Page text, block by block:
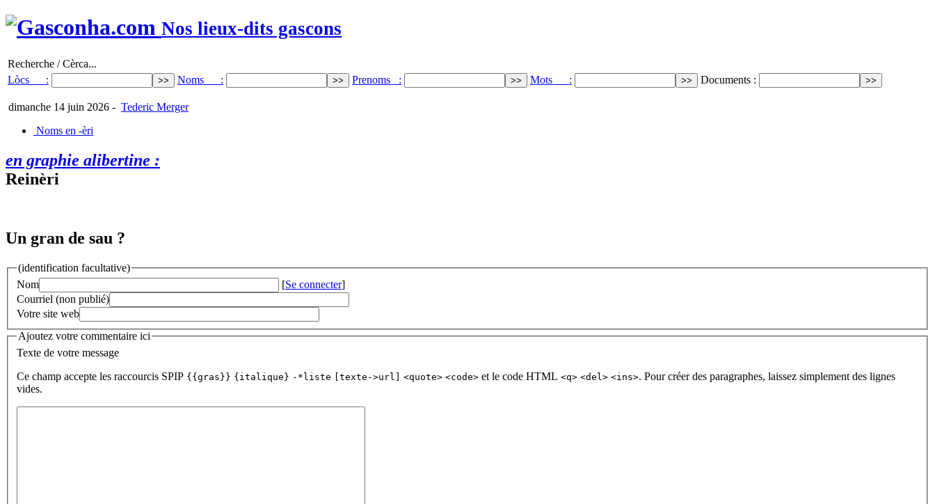
Nos lieux-dits gascons
Recherche / Cèrca...
Lòcs :
Noms : Prenoms : Mots : Documents :
dimanche 14 juin 2026 - Tederic Merger
Noms en -èri
en graphie alibertine :
Reinèri
Un gran de sau ?
(identification facultative)
Nom
[Se connecter]
Courriel (non publié)
Votre site web
Ajoutez votre commentaire ici
Texte de votre message
Ce champ accepte les raccourcis SPIP {{gras}} {italique} -*liste [texte->url] <quote> <code> et le code HTML <q> <del> <ins>. Pour créer des paragraphes, laissez simplement des lignes
vides.